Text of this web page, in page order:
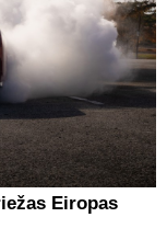
Eiropas